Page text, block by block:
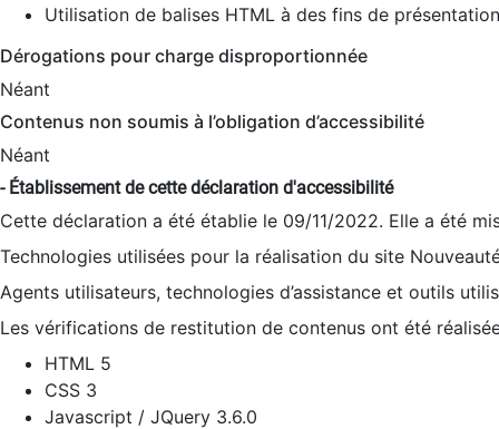
Utilisation de balises HTML à des fins de
Dérogations pour charge disproportionnée
Néant
Contenus non soumis à l’obligation d’accessibilité
Néant
- Établissement de cette déclaration d'accessibilité
Cette déclaration a été établie le 09/11/2022. Elle a été
Technologies utilisées pour la réalisation du site
Agents utilisateurs, technologies d’assistance et outils
Les vérifications de restitution de contenus ont été
HTML 5
CSS 3
Javascript / JQuery 3.6.0